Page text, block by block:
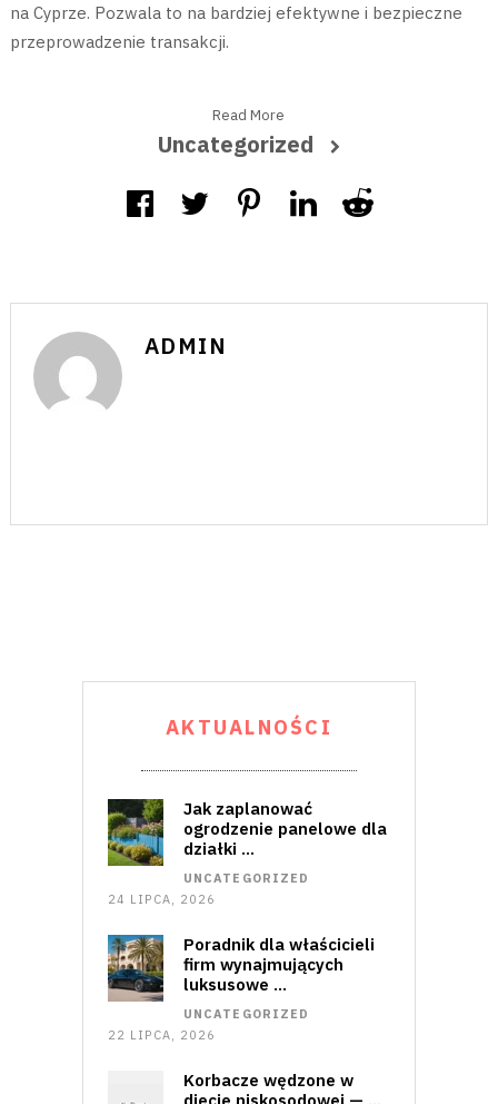
na Cyprze. Pozwala to na bardziej efektywne i bezpieczne
przeprowadzenie transakcji.
Read More
Uncategorized
ADMIN
AKTUALNOŚCI
Jak zaplanować
ogrodzenie panelowe dla
działki …
UNCATEGORIZED
24 LIPCA, 2026
Poradnik dla właścicieli
firm wynajmujących
luksusowe …
UNCATEGORIZED
22 LIPCA, 2026
Korbacze wędzone w